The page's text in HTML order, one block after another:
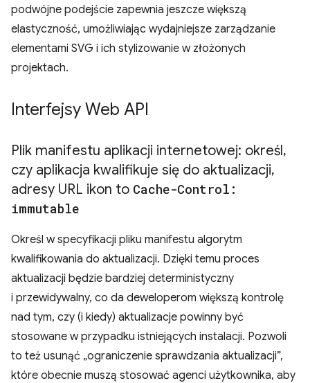
podwójne podejście zapewnia jeszcze większą
elastyczność, umożliwiając wydajniejsze zarządzanie
elementami SVG i ich stylizowanie w złożonych
projektach.
Interfejsy Web API
Plik manifestu aplikacji internetowej: określ,
czy aplikacja kwalifikuje się do aktualizacji,
adresy URL ikon to Cache-Control:
immutable
Określ w specyfikacji pliku manifestu algorytm
kwalifikowania do aktualizacji. Dzięki temu proces
aktualizacji będzie bardziej deterministyczny
i przewidywalny, co da deweloperom większą kontrolę
nad tym, czy (i kiedy) aktualizacje powinny być
stosowane w przypadku istniejących instalacji. Pozwoli
to też usunąć „ograniczenie sprawdzania aktualizacji”,
które obecnie muszą stosować agenci użytkownika, aby